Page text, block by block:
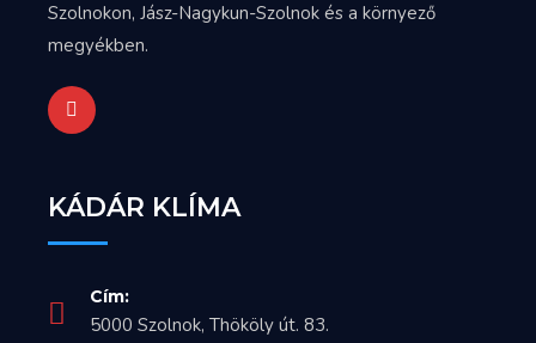
Szolnokon, Jász-Nagykun-Szolnok és a környező
megyékben.
KÁDÁR KLÍMA
Cím:
5000 Szolnok, Thököly út. 83.